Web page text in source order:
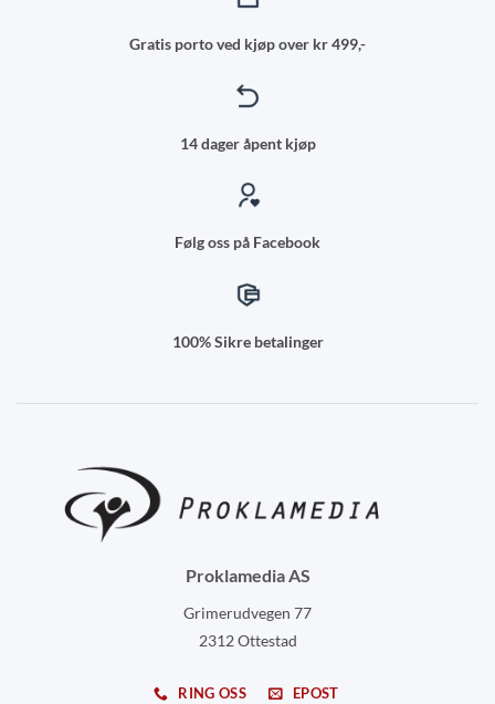
Gratis porto ved kjøp over kr 499,-
14 dager åpent kjøp
Følg oss på Facebook
100% Sikre betalinger
Proklamedia AS
Grimerudvegen 77
2312 Ottestad
RING OSS EPOST